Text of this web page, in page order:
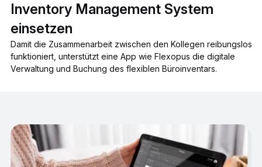
Inventory Management System
einsetzen
Damit die Zusammenarbeit zwischen den Kollegen reibungslos
funktioniert, unterstützt eine App wie Flexopus die digitale
Verwaltung und Buchung des flexiblen Büroinventars.